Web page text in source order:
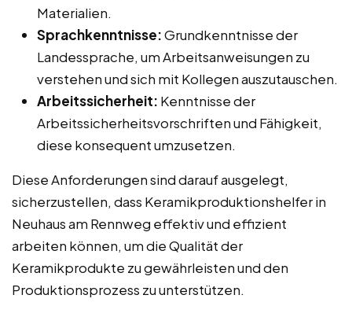
Materialien.
Sprachkenntnisse:Grundkenntnisse der
Landessprache, um Arbeitsanweisungen zu
verstehen und sich mit Kollegen auszutauschen.
Arbeitssicherheit: Kenntnisse der
Arbeitssicherheitsvorschriften und Fähigkeit,
diese konsequent umzusetzen.
Diese Anforderungen sind darauf ausgelegt,
sicherzustellen, dass Keramikproduktionshelfer in
Neuhaus am Rennweg effektiv und effizient
arbeiten können, um die Qualität der
Keramikprodukte zu gewährleisten und den
Produktionsprozess zu unterstützen.